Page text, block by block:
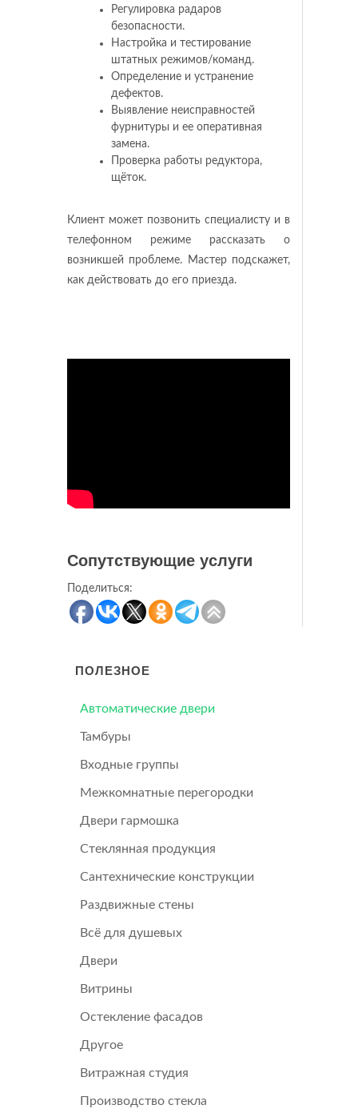
Регулировка радаров
безопасности.
Настройка и тестирование
штатных режимов/команд.
Определение и устранение
дефектов.
Выявление неисправностей
фурнитуры и ее оперативная
замена.
Проверка работы редуктора,
щёток.
Клиент может позвонить специалисту и в
телефонном режиме рассказать о
возникшей проблеме. Мастер подскажет,
как действовать до его приезда.
Сопутствующие услуги
Поделиться:
ПОЛЕЗНОЕ
Автоматические двери
Тамбуры
Входные группы
Межкомнатные перегородки
Двери гармошка
Стеклянная продукция
Сантехнические конструкции
Раздвижные стены
Всё для душевых
Двери
Витрины
Остекление фасадов
Другое
Витражная студия
Производство стекла